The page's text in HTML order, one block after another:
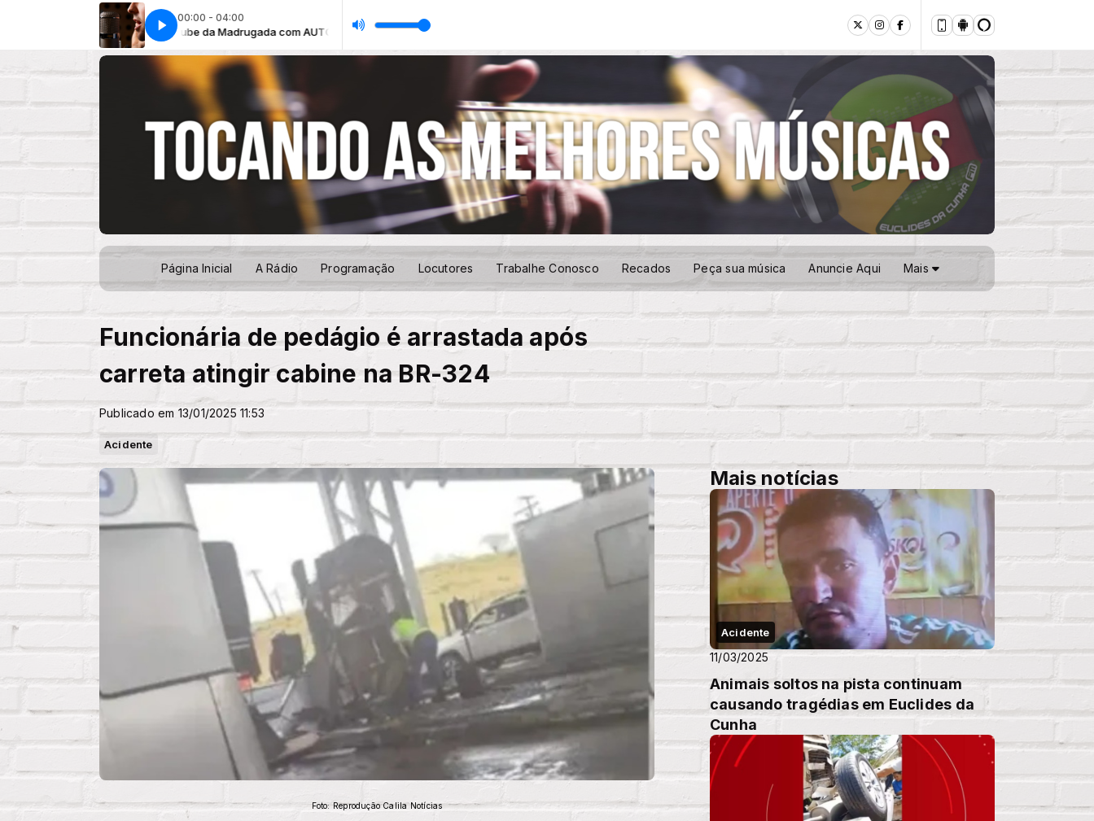
00:00 - 04:00
Clube da Madrugada com AUTOMÁTICO Clube da Madrugada com AUTOMÁTICO
Página Inicial A Rádio Programação Locutores Trabalhe Conosco Recados Peça sua música Anuncie Aqui Mais
Funcionária de pedágio é arrastada após
carreta atingir cabine na BR-324
Publicado em 13/01/2025 11:53
Acidente
Foto: Reprodução Calila Notícias
Mais notícias
Acidente
11/03/2025
Animais soltos na pista continuam
causando tragédias em Euclides da
Cunha